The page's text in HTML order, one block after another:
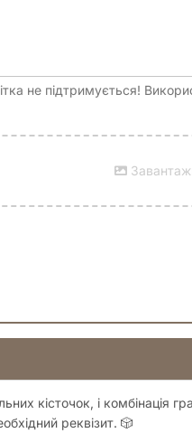
не підтримується!
кісточок, і комбінація
реквізит. 🎲